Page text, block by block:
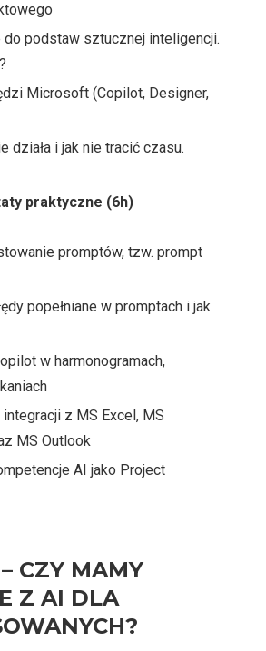
do podstaw sztucznej inteligencji.
Microsoft (Copilot, Designer,
działa i jak nie tracić czasu.
praktyczne (6h)
promptów, tzw. prompt
popełniane w promptach i jak
w harmonogramach,
z MS Excel, MS
MS Outlook
AI jako Project
– CZY MAMY
Z AI DLA